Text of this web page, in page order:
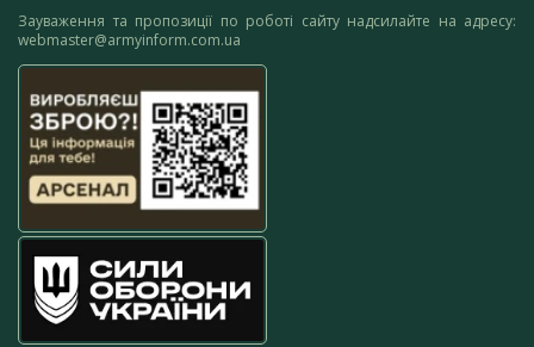
Зауваження та пропозиції по роботі сайту надсилайте на адресу:
webmaster@armyinform.com.ua